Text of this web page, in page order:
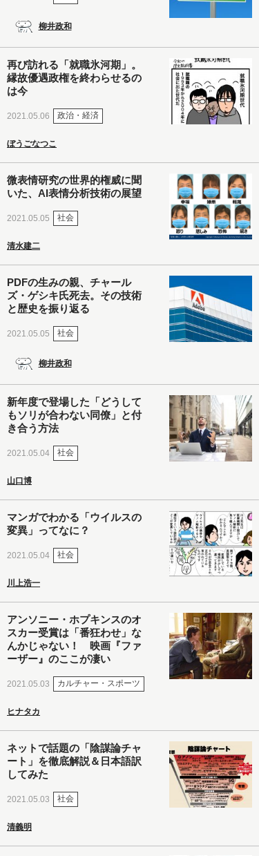
柳井政和
再び訪れる「就職氷河期」。
縁故優遇政権を終わらせるの
は今
2021.05.06 政治・経済
ぼうごなつこ
微表情研究の世界的権威に聞
いた、AI表情分析技術の展望
2021.05.05 社会
清水建二
PDFの生みの親、チャール
ズ・ゲシキ氏死去。その技術
と歴史を振り返る
2021.05.05 社会
柳井政和
新年度で登場した「どうして
もソリが合わない同僚」と付
き合う方法
2021.05.04 社会
山口博
マンガでわかる「ウイルスの
変異」ってなに？
2021.05.04 社会
川上浩一
アンソニー・ホプキンスのオ
スカー受賞は「番狂わせ」な
んかじゃない！ 映画『ファ
ーザー』のここが凄い
2021.05.03 カルチャー・スポーツ
ヒナタカ
ネットで話題の「陰謀論チャ
ート」を徹底解説＆日本語訳
してみた
2021.05.03 社会
清義明